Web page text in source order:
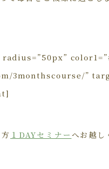
3monthscourse/”
１DAYセミナーへお越し